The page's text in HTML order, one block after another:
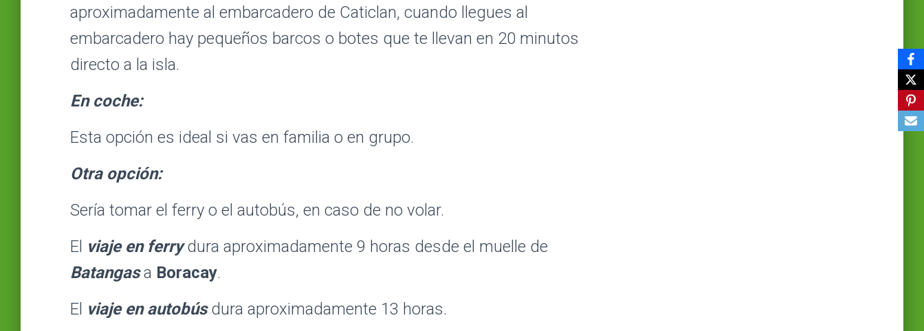
aproximadamente al embarcadero de Caticlan, cuando llegues al
embarcadero hay pequeños barcos o botes que te llevan en 20 minutos
directo a la isla.
En coche:
Esta opción es ideal si vas en familia o en grupo.
Otra opción:
Sería tomar el ferry o el autobús, en caso de no volar.
El viaje en ferrydura aproximadamente 9 horas desde el muelle de
Batangasa Boracay.
El viaje en autobúsdura aproximadamente 13 horas.